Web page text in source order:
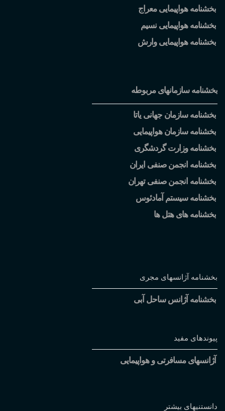
بخشنامه هواپیمایی معراج
بخشنامه هواپیمایی نسیم
بخشنامه هواپیمایی وارش
بخشنامه سازمانهای مربوطه
بخشنامه سازمان جهانی یاتا
بخشنامه سازمان هواپیمایی
بخشنامه وزارت گردشگری
بخشنامه انجمن صنفی ایران
بخشنامه انجمن صنفی تهران
بخشنامه سیستم آمادئوس
بخشنامه های هتل ها
بخشنامه آژانسهای مجری
بخشنامه آژانس ساحل آبی
پیوندهای مفید
آژانسهای مسافرتی و هواپیمایی
دانستنیهای بیشتر